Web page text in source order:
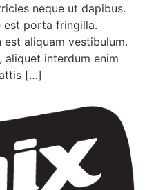
neque ut dapibus.
est porta fringilla.
est aliquam vestibulum.
aliquet interdum enim
[…]